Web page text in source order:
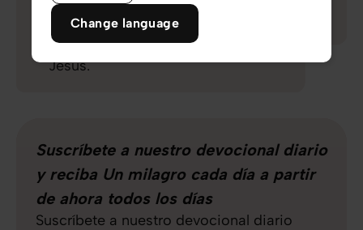
tecnologías y autor de "Un Milagro
Cada Día", compartiendo
inspiración diaria para seguir a
Jesús.
Suscríbete a nuestro devocional diario
y reciba Un milagro cada día a partir
de ahora todos los días
Suscríbete a nuestro devocional diario
Change language